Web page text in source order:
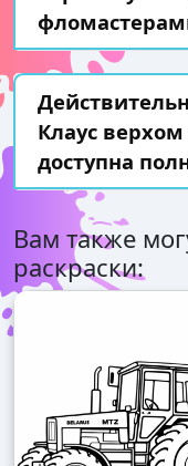
Клаус
доступна
Вам также
раскраски: